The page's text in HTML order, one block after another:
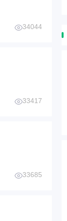
34044
33417
33685